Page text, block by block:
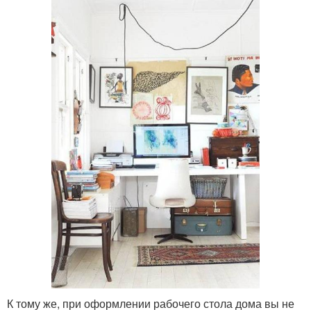
К тому же, при оформлении рабочего стола дома вы не